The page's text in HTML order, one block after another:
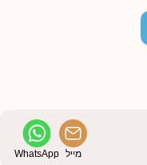
מייל WhatsApp